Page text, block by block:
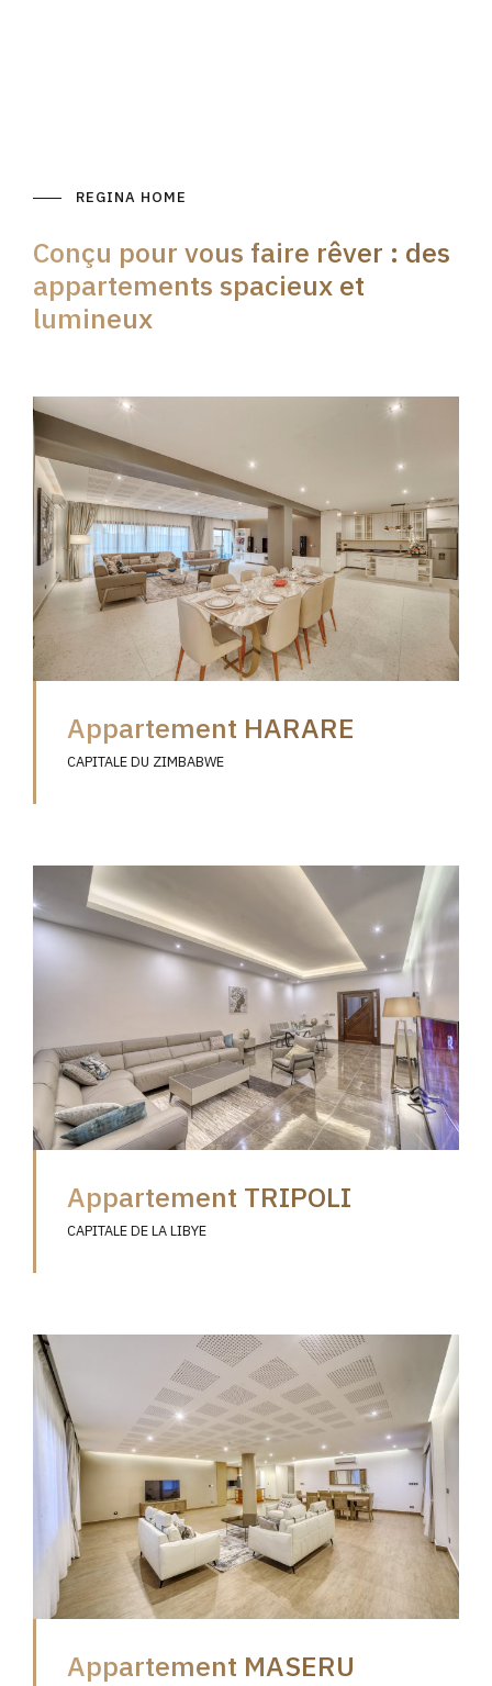
REGINA HOME
Conçu pour vous faire rêver : des
appartements spacieux et
lumineux
Appartement HARARE
CAPITALE DU ZIMBABWE
Appartement TRIPOLI
CAPITALE DE LA LIBYE
Appartement MASERU